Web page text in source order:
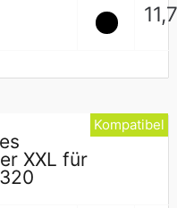
XXL für
Kompatibel